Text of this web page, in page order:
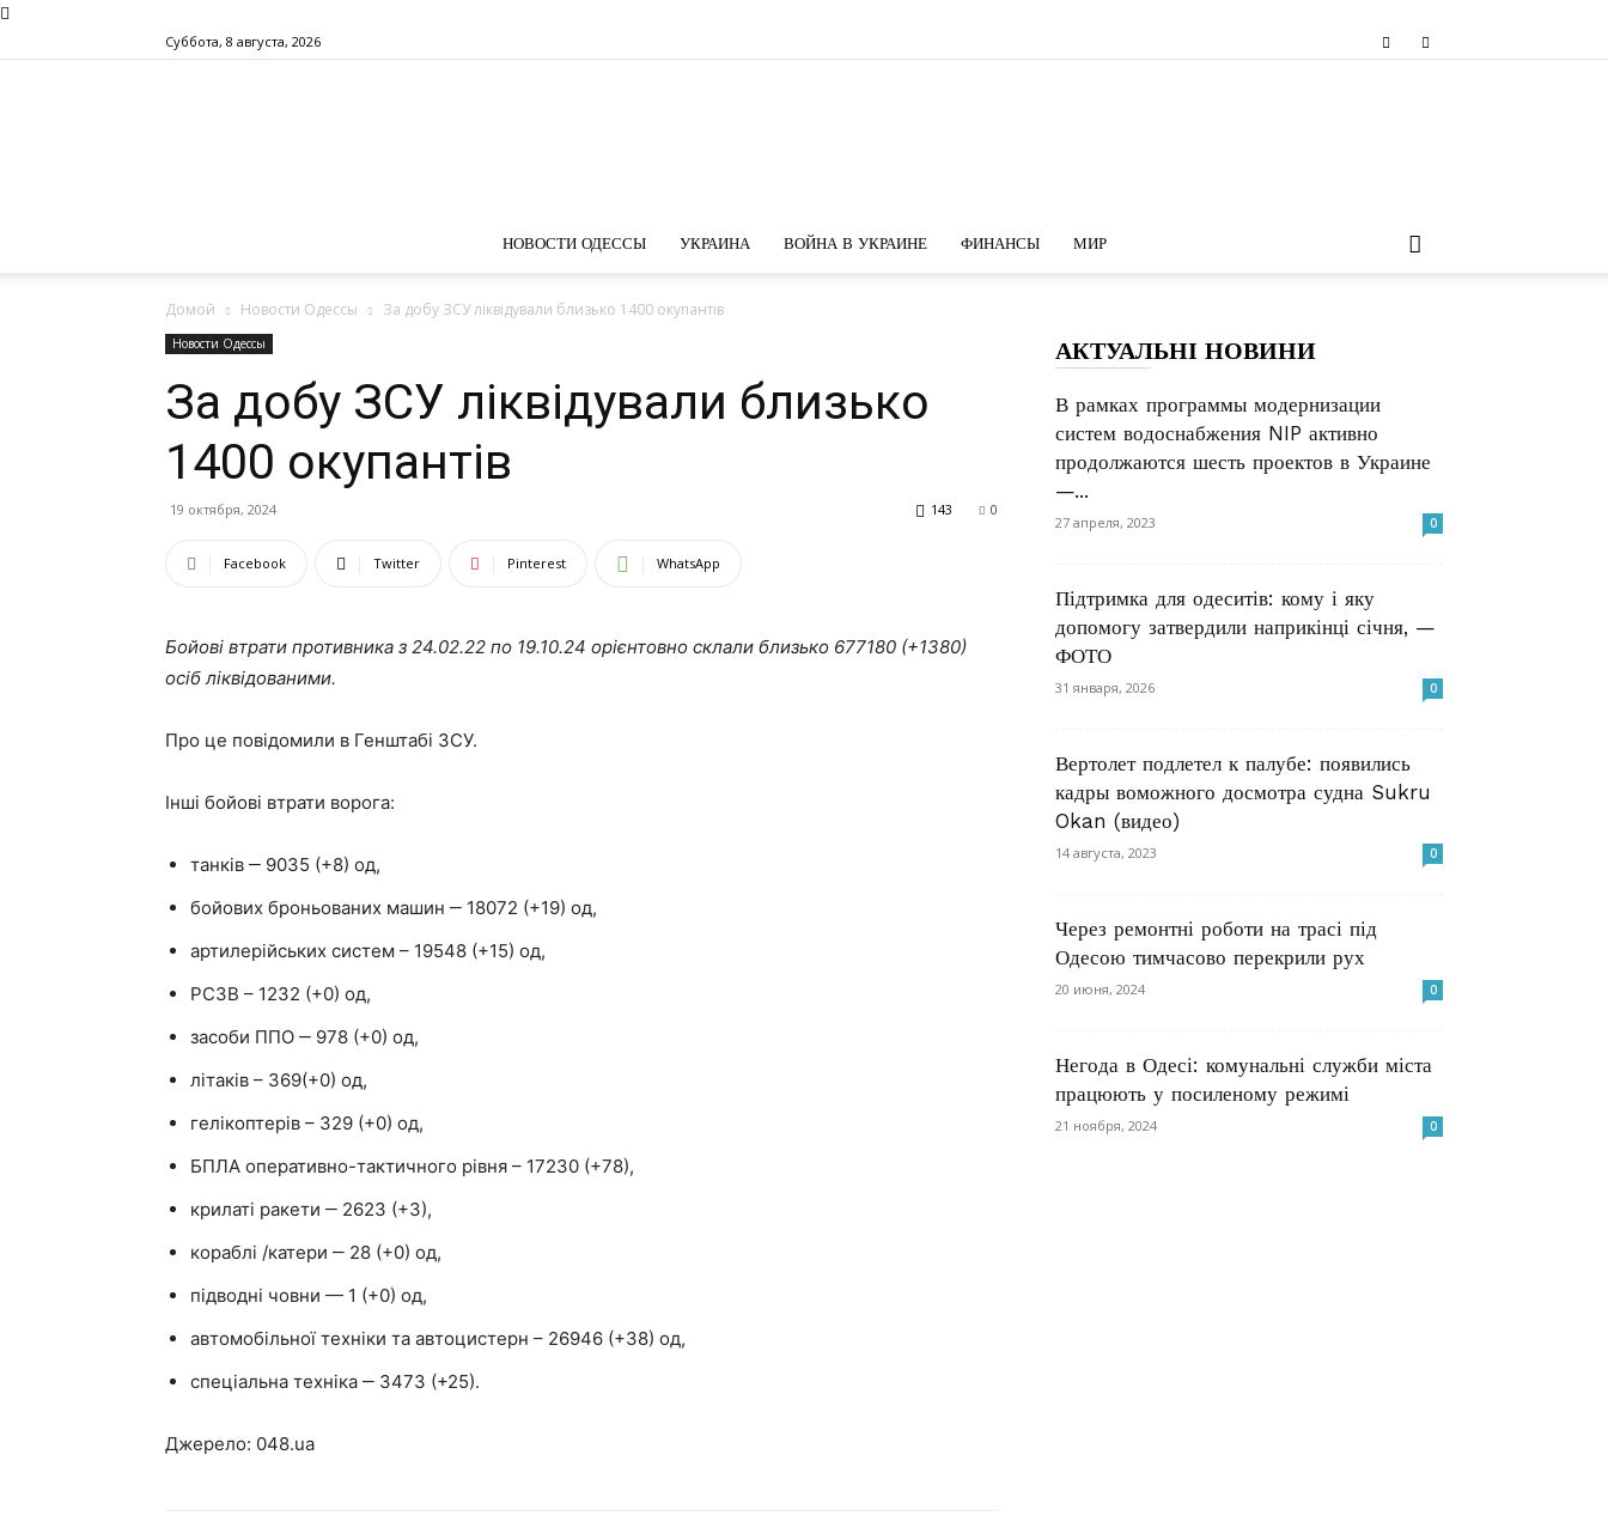
Суббота, 8 августа, 2026
НОВОСТИ ОДЕССЫ УКРАИНА ВОЙНА В УКРАИНЕ ФИНАНСЫ МИР
Домой Новости Одессы За добу ЗСУ ліквідували близько 1400 окупантів
Новости Одессы
За добу ЗСУ ліквідували близько
1400 окупантів
19 октября, 2024 0
143
Facebook Twitter Pinterest WhatsApp
Бойові втрати противника з 24.02.22 по 19.10.24 орієнтовно склали близько 677180 (+1380)
осіб ліквідованими.
Про це повідомили в Генштабі ЗСУ.
Інші бойові втрати ворога:
танків ‒ 9035 (+8) од,
бойових броньованих машин ‒ 18072 (+19) од,
артилерійських систем – 19548 (+15) од,
РСЗВ – 1232 (+0) од,
засоби ППО ‒ 978 (+0) од,
літаків – 369(+0) од,
гелікоптерів – 329 (+0) од,
БПЛА оперативно-тактичного рівня – 17230 (+78),
крилаті ракети ‒ 2623 (+3),
кораблі /катери ‒ 28 (+0) од,
підводні човни — 1 (+0) од,
автомобільної техніки та автоцистерн – 26946 (+38) од,
спеціальна техніка ‒ 3473 (+25).
Джерело: 048.ua
АКТУАЛЬНІ НОВИНИ
В рамках программы модернизации
систем водоснабжения NIP активно
продолжаются шесть проектов в Украине
—...
27 апреля, 2023 0
Підтримка для одеситів: кому і яку
допомогу затвердили наприкінці січня, —
ФОТО
31 января, 2026 0
Вертолет подлетел к палубе: появились
кадры воможного досмотра судна Sukru
Okan (видео)
14 августа, 2023 0
Через ремонтні роботи на трасі під
Одесою тимчасово перекрили рух
20 июня, 2024 0
Негода в Одесі: комунальні служби міста
працюють у посиленому режимі
21 ноября, 2024 0